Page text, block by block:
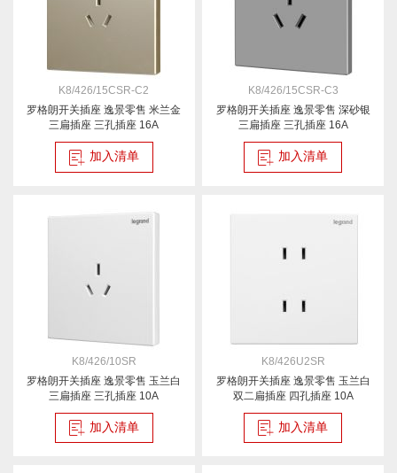
K8/426/15CSR-C2
罗格朗开关插座 逸景零售 米兰金
三扁插座 三孔插座 16A
加入清单
K8/426/15CSR-C3
罗格朗开关插座 逸景零售 深砂银
三扁插座 三孔插座 16A
加入清单
K8/426/10SR
罗格朗开关插座 逸景零售 玉兰白
三扁插座 三孔插座 10A
加入清单
K8/426U2SR
罗格朗开关插座 逸景零售 玉兰白
双二扁插座 四孔插座 10A
加入清单